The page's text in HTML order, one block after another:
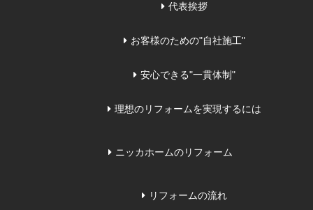
代表挨拶
お客様のための"自社施工"
安心できる"一貫体制"
理想のリフォームを実現するには
ニッカホームのリフォーム
リフォームの流れ